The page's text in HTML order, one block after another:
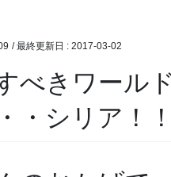
/ 最終更新日 : 2017-03-02
べきワール
・シリア！！